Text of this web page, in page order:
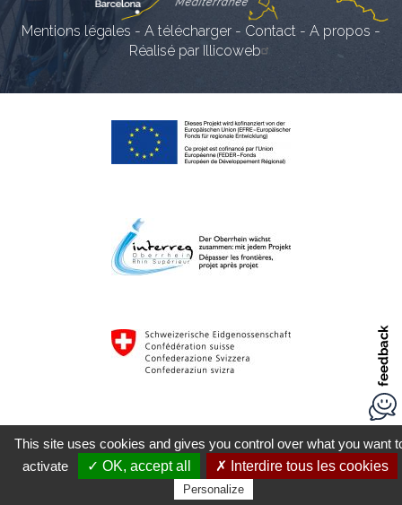
Mentions légales - A télécharger - Contact - A propos -
Réalisé par Illicoweb
This site uses cookies and gives you control over what you want
activate
✓ OK, accept all ✗ Interdire tous les cookies
Personalize